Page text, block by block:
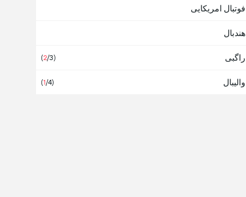
آسیا (2)
آفریقا
آفریقای جنوبی
آلبانی
فوتبال امریکایی
هندبال
راگبی (2/3)
والیبال (1/4)